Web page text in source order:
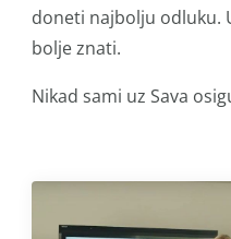
doneti najbolju odluku.
bolje znati.
Nikad sami uz Sava